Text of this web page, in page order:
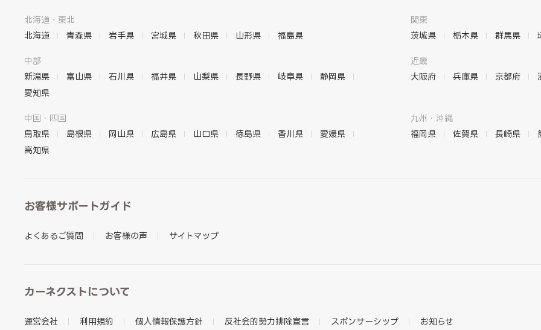
北海道・東北
北海道
青森県 岩手県 宮城県 秋田県 山形県 福島県
関東
茨城県
栃木県 群馬県
中部
新潟県
富山県 石川県 福井県 山梨県 長野県 岐阜県
静岡県
愛知県
近畿
大阪府
兵庫県 京都府
中国・四国
鳥取県
島根県 岡山県 広島県 山口県 徳島県 香川県
愛媛県
高知県
九州・沖縄
福岡県
佐賀県 長崎県
お客様サポートガイド
よくあるご質問 お客様の声 サイトマップ
カーネクストについて
運営会社 利用規約 個人情報保護方針 反社会的勢力排除宣言 スポンサーシップ お知らせ